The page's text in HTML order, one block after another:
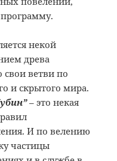
некой
древа
свои ветви по
и скрытого мира.
– это некая
И по велению
частицы